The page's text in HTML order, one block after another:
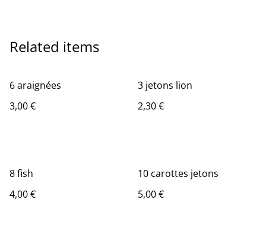
Related items
6 araignées
3,00 €
3 jetons lion
2,30 €
8 fish
4,00 €
10 carottes jetons
5,00 €